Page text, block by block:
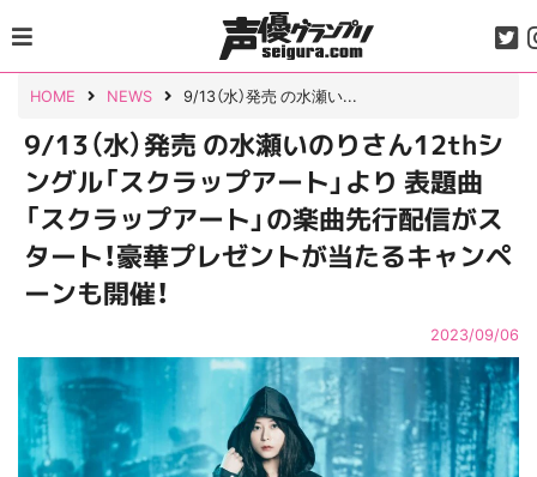
to
content
HOME NEWS 9/13（水）発売 の水瀬い...
9/13（水）発売 の水瀬いのりさん12thシ
ングル「スクラップアート」より 表題曲
「スクラップアート」の楽曲先行配信がス
タート！豪華プレゼントが当たるキャンペ
ーンも開催！
2023/09/06